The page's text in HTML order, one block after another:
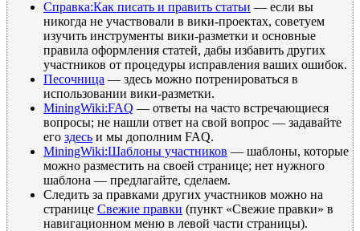
Справка:Как писать и править статьи — если вы
никогда не участвовали в вики-проектах, советуем
изучить инструменты вики-разметки и основные
правила оформления статей, дабы избавить других
участников от процедуры исправления ваших ошибок.
Песочница — здесь можно потренироваться в
использовании вики-разметки.
MiningWiki:FAQ — ответы на часто встречающиеся
вопросы; не нашли ответ на свой вопрос — задавайте
его здесь и мы дополним FAQ.
MiningWiki:Шаблоны участников — шаблоны, которые
можно разместить на своей странице; нет нужного
шаблона — предлагайте, сделаем.
Следить за правками других участников можно на
странице Свежие правки (пункт «Свежие правки» в
навигационном меню в левой части страницы).